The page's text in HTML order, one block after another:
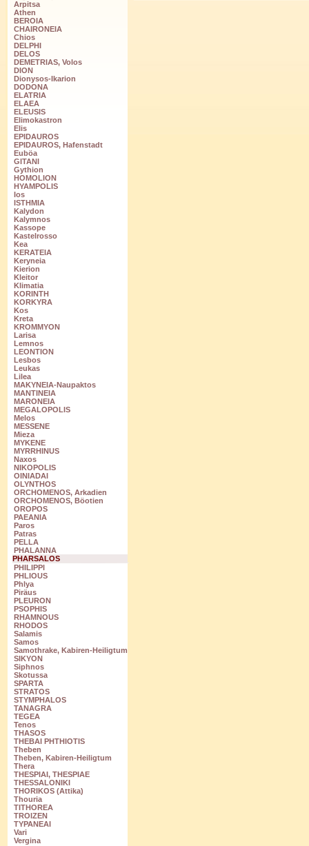
Arpitsa
Athen
BEROIA
CHAIRONEIA
Chios
DELPHI
DELOS
DEMETRIAS, Volos
DION
Dionysos-Ikarion
DODONA
ELATRIA
ELAEA
ELEUSIS
Elimokastron
Elis
EPIDAUROS
EPIDAUROS, Hafenstadt
Euböa
GITANI
Gythion
HOMOLION
HYAMPOLIS
Ios
ISTHMIA
Kalydon
Kalymnos
Kassope
Kastelrosso
Kea
KERATEIA
Keryneia
Kierion
Kleitor
Klimatia
KORINTH
KORKYRA
Kos
Kreta
KROMMYON
Larisa
Lemnos
LEONTION
Lesbos
Leukas
Lilea
MAKYNEIA-Naupaktos
MANTINEIA
MARONEIA
MEGALOPOLIS
Melos
MESSENE
Mieza
MYKENE
MYRRHINUS
Naxos
NIKOPOLIS
OINIADAI
OLYNTHOS
ORCHOMENOS, Arkadien
ORCHOMENOS, Böotien
OROPOS
PAEANIA
Paros
Patras
PELLA
PHALANNA
PHARSALOS
PHILIPPI
PHLIOUS
Phlya
Piräus
PLEURON
PSOPHIS
RHAMNOUS
RHODOS
Salamis
Samos
Samothrake, Kabiren-Heiligtum
SIKYON
Siphnos
Skotussa
SPARTA
STRATOS
STYMPHALOS
TANAGRA
TEGEA
Tenos
THASOS
THEBAI PHTHIOTIS
Theben
Theben, Kabiren-Heiligtum
Thera
THESPIAI, THESPIAE
THESSALONIKI
THORIKOS (Attika)
Thouria
TITHOREA
TROIZEN
TYPANEAI
Vari
Vergina